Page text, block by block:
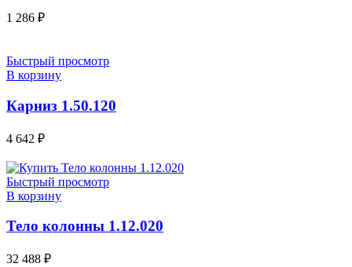
1 286 ₽
Быстрый просмотр
В корзину
Карниз 1.50.120
4 642 ₽
Быстрый просмотр
В корзину
Тело колонны 1.12.020
32 488 ₽